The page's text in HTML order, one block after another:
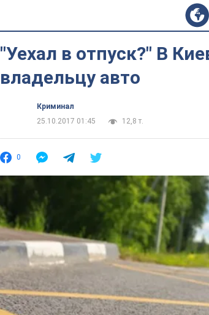
"Уехал в отпуск?" В
владельцу авто
Криминал
25.10.2017 01:45
12,8 т.
0